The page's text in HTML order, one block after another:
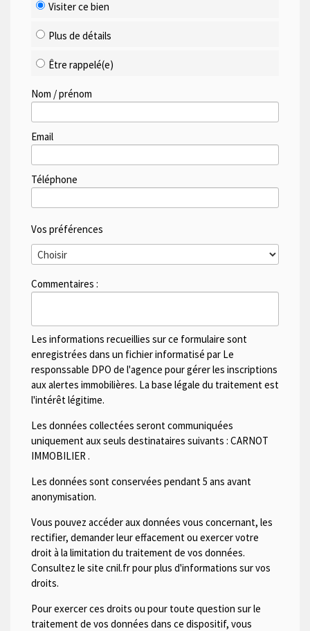
Visiter ce bien
Plus de détails
Être rappelé(e)
Nom / prénom
Email
Téléphone
Vos préférences
Commentaires :
Les informations recueillies sur ce formulaire sont
enregistrées dans un fichier informatisé par Le
responssable DPO de l'agence pour gérer les inscriptions
aux alertes immobilières. La base légale du traitement est
l'intérêt légitime.
Les données collectées seront communiquées
uniquement aux seuls destinataires suivants : CARNOT
IMMOBILIER .
Les données sont conservées pendant 5 ans avant
anonymisation.
Vous pouvez accéder aux données vous concernant, les
rectifier, demander leur effacement ou exercer votre
droit à la limitation du traitement de vos données.
Consultez le site cnil.fr pour plus d'informations sur vos
droits.
Pour exercer ces droits ou pour toute question sur le
traitement de vos données dans ce dispositif, vous